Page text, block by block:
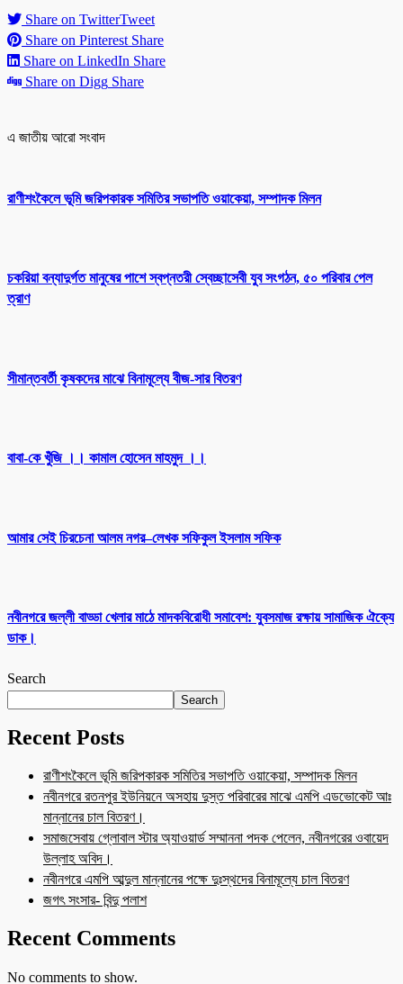
Share on TwitterTweet
Share on Pinterest Share
Share on LinkedIn Share
Share on Digg Share
এ জাতীয় আরো সংবাদ
রাণীশংকৈলে ভূমি জরিপকারক সমিতির সভাপতি ওয়াকেয়া, সম্পাদক মিলন
চকরিয়া বন্যাদুর্গত মানুষের পাশে স্বপ্নতরী স্বেচ্ছাসেবী যুব সংগঠন, ৫০ পরিবার পেল
ত্রাণ
সীমান্তবর্তী কৃষকদের মাঝে বিনামূল্যে বীজ-সার বিতরণ
বাবা-কে খুঁজি ।। কামাল হোসেন মাহমুদ ।।
আমার সেই চিরচেনা আলম নগর–লেখক সফিকুল ইসলাম সফিক
নবীনগরে জল্লী বাড্ডা খেলার মাঠে মাদকবিরোধী সমাবেশ: যুবসমাজ রক্ষায় সামাজিক ঐক্যে
ডাক।
Search
Search
Recent Posts
রাণীশংকৈলে ভূমি জরিপকারক সমিতির সভাপতি ওয়াকেয়া, সম্পাদক মিলন
নবীনগরে রতনপুর ইউনিয়নে অসহায় দুস্ত পরিবারের মাঝে এমপি এডভোকেট আঃ
মান্নানের চাল বিতরণ।
সমাজসেবায় গ্লোবাল স্টার অ্যাওয়ার্ড সম্মাননা পদক পেলেন, নবীনগরের ওবায়েদ
উল্লাহ অবিদ।
নবীনগরে এমপি আব্দুল মান্নানের পক্ষে দুঃস্থদের বিনামূল্যে চাল বিতরণ
জগৎ সংসার- বিন্দু পলাশ
Recent Comments
No comments to show.